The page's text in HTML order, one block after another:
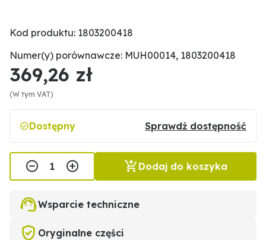
Kod produktu: 1803200418
Numer(y) porównawcze: MUH00014, 1803200418
369,26 zł
(W tym VAT)
Dostępny Sprawdź dostępność
Dodaj do koszyka
Wsparcie techniczne
Oryginalne części